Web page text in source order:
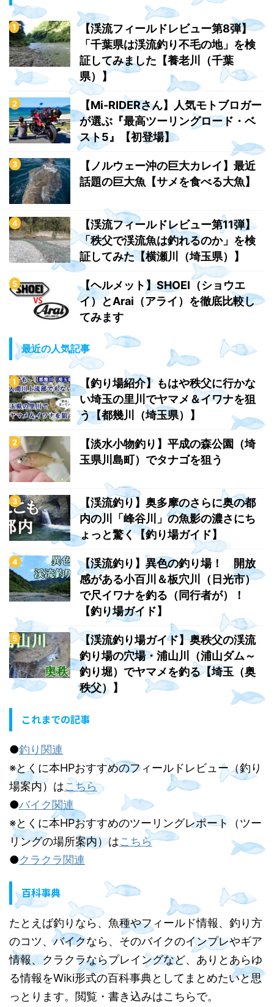
【渓流フィールドレビュー第8弾】
「千葉県は渓流釣り不毛の地」を検
証してみました【養老川（千葉
県）】
【Mi-RIDERさん】人気モトブロガー
が選ぶ『最高ツーリングロード・ベ
スト5』【初登場】
【ノルウェー沖の巨大カレイ】最近
話題の巨大魚【サメを食べる大魚】
【渓流フィールドレビュー第11弾】
「秩父で渓流魚は釣れるのか」を検
証してみた【横瀬川（埼玉県）】
【ヘルメット】SHOEI（ショウエ
イ）とArai（アライ）を徹底比較し
てみます
最近の人気記事
【釣り場紹介】もはや秩父に行かな
い埼玉の里川でヤマメ＆イワナを狙
う【都幾川（埼玉県）】
【淡水小物釣り】平成の森公園（埼
玉県川島町）でタナゴを狙う
【渓流釣り】奥多摩のさらに奥の都
内の川「峰谷川」の魚影の濃さにち
ょっと驚く【釣り場ガイド】
【渓流釣り】異色の釣り場！ 開放
感がある小百川＆板穴川（日光市）
で尺イワナを釣る（同行者が）！
【釣り場ガイド】
【渓流釣り場ガイド】奥秩父の渓流
釣り場の穴場・浦山川（浦山ダム～
釣り堀）でヤマメを釣る【埼玉（奥
秩父）】
これまでの記事
●釣り関連
※とくに本HPおすすめのフィールドレビュー（釣り
場案内）はこちら
●バイク関連
※とくに本HPおすすめのツーリングレポート（ツー
リングの場所案内）はこちら
●クラクラ関連
百科事典
たとえば釣りなら、魚種やフィールド情報、釣り方
のコツ、バイクなら、そのバイクのインプレやギア
情報、クラクラならプレイングなど、ありとあらゆ
る情報をWiki形式の百科事典としてまとめたいと思
っとります。閲覧・書き込みはこちらで。